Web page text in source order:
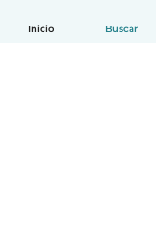
Inicio Buscar